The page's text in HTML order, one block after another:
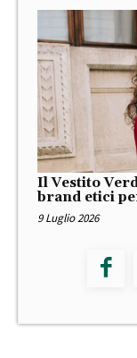
Il Vestito
brand etici
9 Luglio 2026